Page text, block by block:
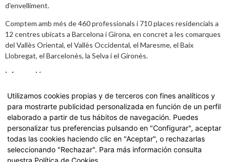
d'envelliment.
Comptem amb més de 460 professionals i 710 places residencials a
12 centres ubicats a Barcelona i Girona, en concret a les comarques
del Vallès Oriental, el Vallès Occidental, el Maresme, el Baix
Llobregat, el Barcelonès, la Selva i el Gironès.
Informació
Avís legal Política de Privacitat i dades
Carta de Serveis
Accedeix a la nostra Carta de Serveis fentclick aquí.
Utilizamos cookies propias y de terceros con fines analíticos y
para mostrarte publicidad personalizada en función de un perfil
elaborado a partir de tus hábitos de navegación. Puedes
personalizar tus preferencias pulsando en "Configurar", aceptar
todas las cookies haciendo clic en "Aceptar", o rechazarlas
seleccionando "Rechazar". Para más información consulta
nuestra Política de Cookies